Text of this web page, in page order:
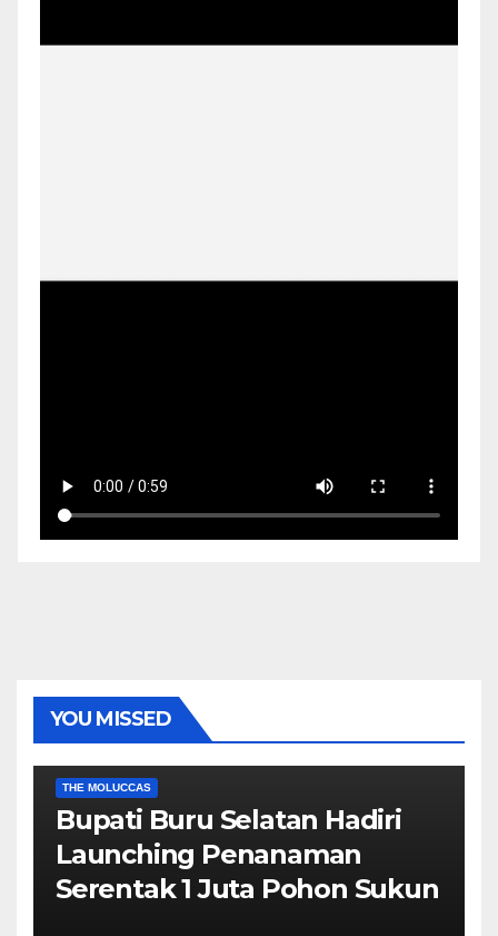
YOU MISSED
THE MOLUCCAS
Bupati Buru Selatan Hadiri
Launching Penanaman
Serentak 1 Juta Pohon Sukun